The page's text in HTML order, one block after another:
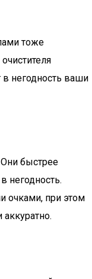
тоже
негодность ваши
быстрее
негодность.
очками, при этом